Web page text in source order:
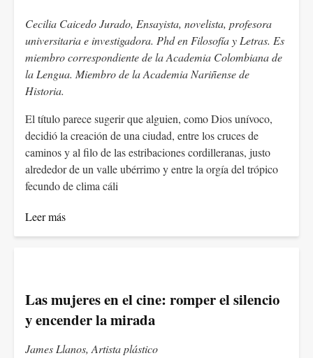
Cecilia Caicedo Jurado, Ensayista, novelista, profesora
universitaria e investigadora. Phd en Filosofía y Letras. Es
miembro correspondiente de la Academia Colombiana de
la Lengua. Miembro de la Academia Nariñense de
Historia.
El título parece sugerir que alguien, como Dios unívoco,
decidió la creación de una ciudad, entre los cruces de
caminos y al filo de las estribaciones cordilleranas, justo
alrededor de un valle ubérrimo y entre la orgía del trópico
fecundo de clima cáli
Leer más
Las mujeres en el cine: romper el silencio
y encender la mirada
James Llanos, Artista plástico